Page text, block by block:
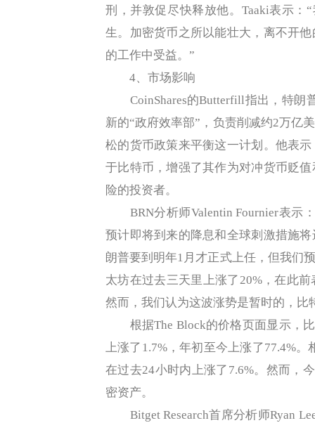
刑，并敦促尽快释放他。Taaki表示：
生。加密货币之所以能壮大，离不开
的工作中受益。”
4、市场影响
CoinShares的Butterfill指出，特朗
新的“政府效率部”，负责削减约2万亿
松的货币政策来平衡这一计划。他表
于比特币，增强了其作为对冲货币贬
险的投资者。
BRN分析师Valentin Fournier表示
预计即将到来的降息和全球刺激措施
朗普要到明年1月才正式上任，但我们
太坊在过去三天里上涨了20%，在此
然而，我们认为这波涨势是暂时的，
根据The Block的价格页面显示，比
上涨了1.7%，年初至今上涨了77.4%
在过去24小时内上涨了7.6%。然而，
密资产。
Bitget Research首席分析师Ryan